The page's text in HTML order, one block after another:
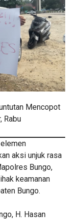
Mencopot
Rabu
aksi unjuk rasa
Bungo,
keamanan
Bungo.
H. Hasan